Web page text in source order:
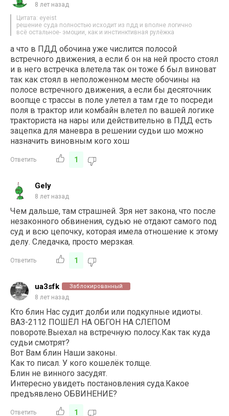
8 лет назад
Цитата: eyeist
решение суда полностью исходит из пдд и вполне логично
всё остальное- эмоции, как и инстинктивная рулёжка
а что в ПДД обочина уже числится полосой
встречного движения, а если б он на ней просто стоял
и в него встречка влетела так он тоже б был виноват
так как стоял в неположенном месте обочины на
полосе встречного движения, а если бы десяточник
воопще с трассы в поле улетел а там где то посреди
поля в трактор или комбайн влетел по вашей логике
тракториста на нары или действительно в ПДД есть
зацепка для маневра в решении судьи шо можно
назначить виновным кого хош
Ответить 1
Gely
8 лет назад
Чем дальше, там страшней. Зря нет закона, что после
незаконного обвинения, судью не отдают самого под
суд и всю цепочку, которая имела отношение к этому
делу. Следачка, просто мерзкая.
Ответить 1
ua3sfk Заблокированный
8 лет назад
Кто блин Нас судит долби или подкупные идиоты.
ВАЗ-2112 ПОШЁЛ НА ОБГОН НА СЛЕПОМ
повороте.Выехал на встречную полосу.Как так куда
судьи смотрят?
Вот Вам блин Наши законы.
Как то писал. У кого кошелёк толще.
Блин не винного засудят.
Интересно увидеть постановления суда.Какое
предъявлено ОБВИНЕНИЕ?
Ответить 1